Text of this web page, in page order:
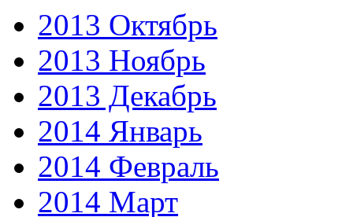
2013 Октябрь
2013 Ноябрь
2013 Декабрь
2014 Январь
2014 Февраль
2014 Март